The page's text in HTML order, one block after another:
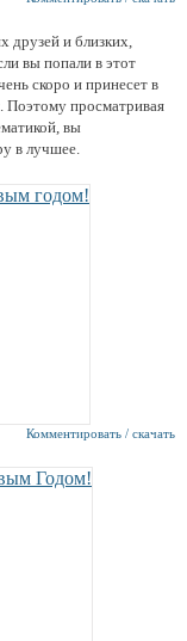
друзей и близких,
вы попали в этот
скоро и принесет в
Поэтому просматривая
вы
в лучшее.
Комментировать / скачать